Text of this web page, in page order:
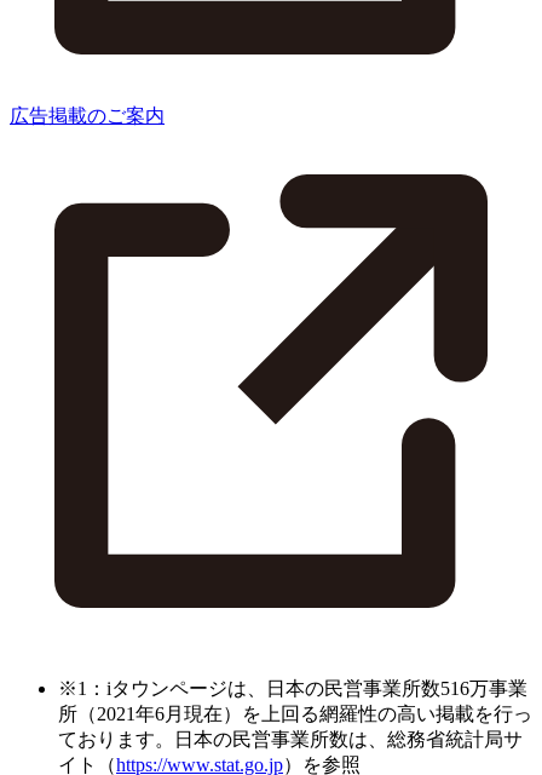
広告掲載のご案内
※1：iタウンページは、日本の民営事業所数516万事業
所（2021年6月現在）を上回る網羅性の高い掲載を行っ
ております。日本の民営事業所数は、総務省統計局サ
イト（https://www.stat.go.jp）を参照